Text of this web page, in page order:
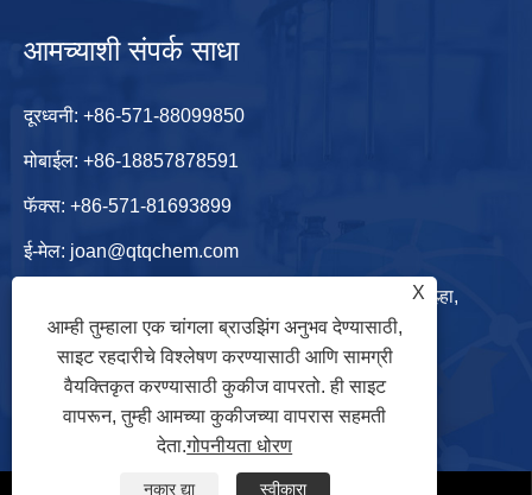
आमच्याशी संपर्क साधा
दूरध्वनी: +86-571-88099850
मोबाईल: +86-18857878591
फॅक्स: +86-571-81693899
ई-मेल: joan@qtqchem.com
पत्ता: शानशुयुआन, किंगशुईवान व्हिला, झोंगताई स्ट्रीट, युहंग जिल्हा,
हांगझोउ शहर, झेजियांग प्रांत, चीन
X
आम्ही तुम्हाला एक चांगला ब्राउझिंग अनुभव देण्यासाठी,
साइट रहदारीचे विश्लेषण करण्यासाठी आणि सामग्री
वैयक्तिकृत करण्यासाठी कुकीज वापरतो. ही साइट
वापरून, तुम्ही आमच्या कुकीजच्या वापरास सहमती
देता.गोपनीयता धोरण
नकार द्या स्वीकारा